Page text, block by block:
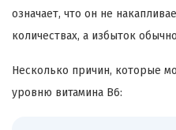
означает, что он не
количествах, а избыток
Несколько причин, которые
уровню витамина B6: